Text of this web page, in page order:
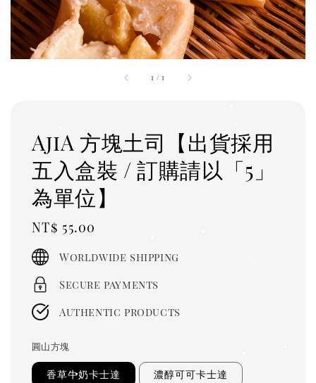
1 /1
AjiA 方塊土司【出貨採用
五入盒裝 / 訂購請以「5」
為單位】
Regular
price
NT$ 55.00
Worldwide shipping
Secure payments
Authentic products
圓山方塊
香草牛奶卡士達 濃醇可可卡士達